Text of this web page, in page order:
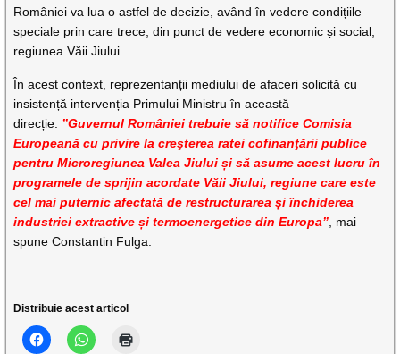
României va lua o astfel de decizie, având în vedere condițiile
speciale prin care trece, din punct de vedere economic și social,
regiunea Văii Jiului.
În acest context, reprezentanții mediului de afaceri solicită cu
insistență intervenția Primului Ministru în această
direcție. ”Guvernul României trebuie să notifice Comisia
Europeană cu privire la creşterea ratei cofinanţării publice
pentru Microregiunea Valea Jiului și să asume acest lucru în
programele de sprijin acordate Văii Jiului, regiune care este
cel mai puternic afectată de restructurarea și închiderea
industriei extractive și termoenergetice din Europa” , mai
spune Constantin Fulga.
Distribuie acest articol